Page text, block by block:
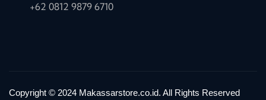
+62 0812 9879 6710
Copyright © 2024 Makassarstore.co.id. All Rights Reserved